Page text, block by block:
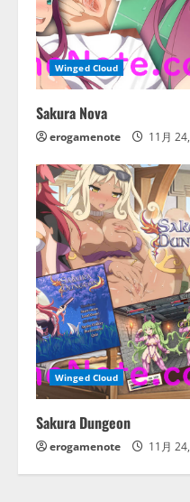
Winged Cloud
Sakura Nova
erogamenote 11月
Winged Cloud
Sakura Dungeon
erogamenote 11月